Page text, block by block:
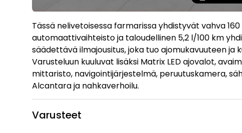
Tässä nelivetoisessa farmarissa yhdistyvät vahva
automaattivaihteisto ja taloudellinen 5,2 l/100 km
säädettävä ilmajousitus, joka tuo ajomukavuuteen ja
Varusteluun kuuluvat lisäksi Matrix LED ajovalot,
mittaristo, navigointijärjestelmä, peruutuskamera,
Alcantara ja nahkaverhoilu.
Varusteet